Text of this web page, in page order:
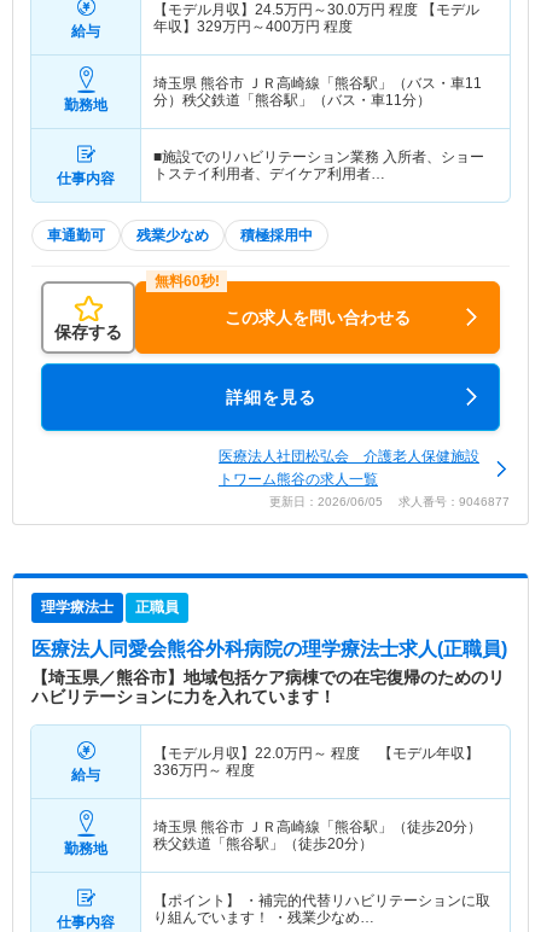
給与
【モデル月収】 24.5万円～30.0万円 程度 【モデル
年収】 329万円～400万円 程度
勤務地
埼玉県 熊谷市 ＪＲ高崎線「熊谷駅」（バス・車11
分）秩父鉄道「熊谷駅」（バス・車11分）
仕事内容
■施設でのリハビリテーション業務 入所者、ショー
トステイ利用者、デイケア利用者…
車通勤可 残業少なめ 積極採用中
保存する
この求人を問い合わせる
詳細を見る
医療法人社団松弘会 介護老人保健施設
トワーム熊谷の求人一覧
更新日：2026/06/05 求人番号：9046877
理学療法士 正職員
医療法人同愛会熊谷外科病院の理学療法士求人(正職員)
【埼玉県／熊谷市】地域包括ケア病棟での在宅復帰のためのリ
ハビリテーションに力を入れています！
給与
【モデル月収】 22.0万円～ 程度 【モデル年収】
336万円～ 程度
勤務地
埼玉県 熊谷市 ＪＲ高崎線「熊谷駅」（徒歩20分）
秩父鉄道「熊谷駅」（徒歩20分）
仕事内容
【ポイント】 ・補完的代替リハビリテーションに取
り組んでいます！ ・残業少なめ…